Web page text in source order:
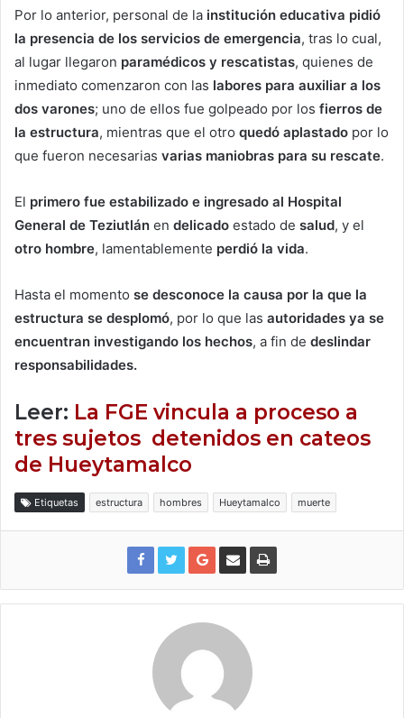
Por lo anterior, personal de la institución educativa pidió
la presencia de los servicios de emergencia, tras lo cual,
al lugar llegaron paramédicos y rescatistas, quienes de
inmediato comenzaron con las labores para auxiliar a los
dos varones; uno de ellos fue golpeado por los fierros de
la estructura, mientras que el otro quedó aplastado por lo
que fueron necesarias varias maniobras para su rescate.
El primero fue estabilizado e ingresado al Hospital
General de Teziutlán en delicado estado de salud, y el
otro hombre, lamentablemente perdió la vida.
Hasta el momento se desconoce la causa por la que la
estructura se desplomó, por lo que las autoridades ya se
encuentran investigando los hechos, a fin de deslindar
responsabilidades.
Leer: La FGE vincula a proceso a
tres sujetos detenidos en cateos
de Hueytamalco
Etiquetas estructura hombres Hueytamalco muerte